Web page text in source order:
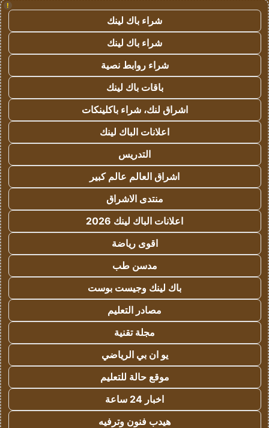
!
شراء باك لينك
شراء باك لينك
شراء روابط نصية
باقات باك لينك
اشراق لنك، شراء باكلينكات
اعلانات الباك لينك
التدريس
اشراق العالم عالم كبير
منتدى الاشراق
اعلانات الباك لينك 2026
اقوى رياضة
مدسن طب
باك لينك وجيست بوست
مصادر التعليم
مجلة تقنية
يو ان بي الرياضي
موقع حالة للتعليم
اخبار 24 ساعة
هيدب فنون وترفيه